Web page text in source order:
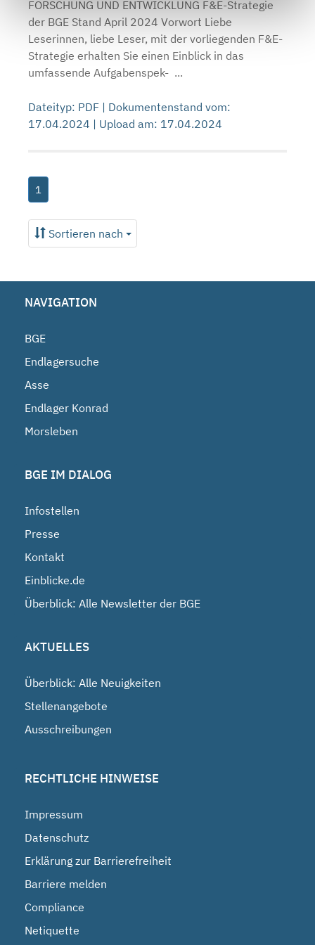
FORSCHUNG UND ENTWICKLUNG F&E-Strategie
der BGE Stand April 2024 Vorwort Liebe
Leserinnen, liebe Leser, mit der vorliegenden F&E-
Strategie erhalten Sie einen Einblick in das
umfassende Aufgabenspek- ...
Dateityp: PDF | Dokumentenstand vom:
17.04.2024 | Upload am: 17.04.2024
1
Sortieren nach
NAVIGATION
BGE
Endlagersuche
Asse
Endlager Konrad
Morsleben
BGE IM DIALOG
Infostellen
Presse
Kontakt
Einblicke.de
Überblick: Alle Newsletter der BGE
AKTUELLES
Überblick: Alle Neuigkeiten
Stellenangebote
Ausschreibungen
RECHTLICHE HINWEISE
Impressum
Datenschutz
Erklärung zur Barrierefreiheit
Barriere melden
Compliance
Netiquette